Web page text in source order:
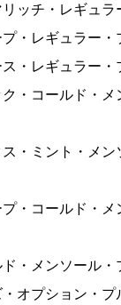
ッチ・レギュラ
・レギュラー・
・レギュラー・
ク・コールド・
・ミント・メン
プ・コールド・
・メンソール・
オプション・プ